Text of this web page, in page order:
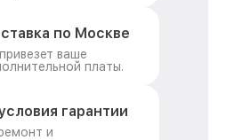
по Москве
ваше
платы.
гарантии
и